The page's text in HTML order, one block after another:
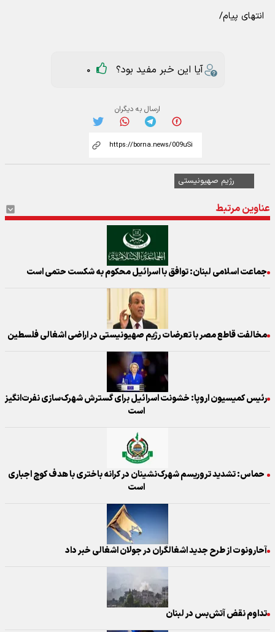
انتهای پیام/
آیا این خبر مفید بود؟ 0
ارسال به دیگران
رژیم صهیونیستی
عناوین مرتبط
جماعت اسلامی لبنان: توافق با اسرائیل محکوم به شکست حتمی است
مخالفت قاطع مصر با تعرضات رژیم صهیونیستی در اراضی اشغالی فلسطین
رئیس کمیسیون اروپا: خشونت اسرائیل برای گسترش شهرک‌سازی نفرت‌انگیز
است
حماس: تشدید تروریسم شهرک‌نشینان در کرانه باختری با هدف کوچ اجباری
است
آحارونوت از طرح جدید اشغالگران در جولان اشغالی خبر داد
تداوم نقض آتش‌بس در لبنان